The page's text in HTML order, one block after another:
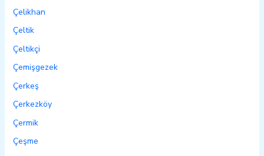
Çelikhan
Çeltik
Çeltikçi
Çemişgezek
Çerkeş
Çerkezköy
Çermik
Çeşme